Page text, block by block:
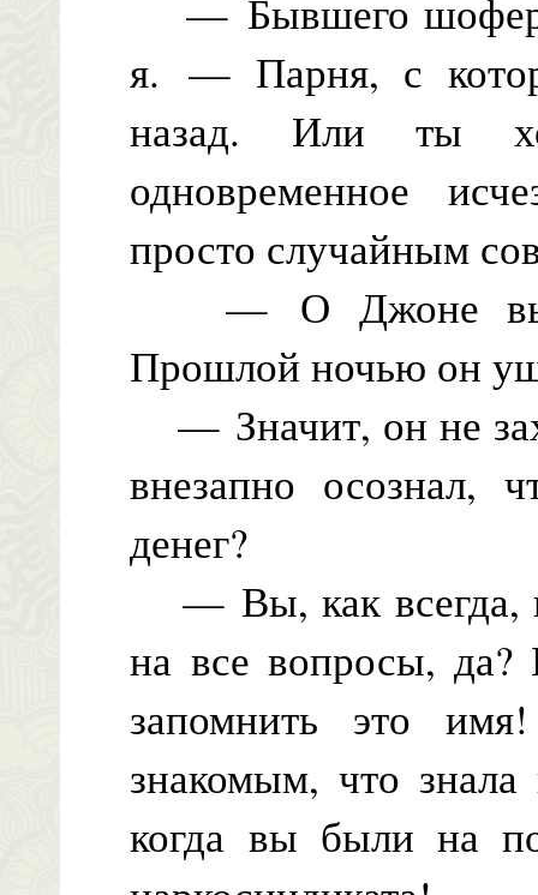
— Бывшего
я. — Парня, с
назад. Или ты
одновременное
просто случайным
— О Джоне вы
Прошлой ночью он
— Значит, он не
внезапно осознал,
денег?
— Вы, как всегда,
на все вопросы,
запомнить это
знакомым, что
когда вы были на